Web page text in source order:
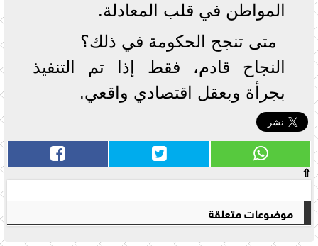
المواطن في قلب المعادلة.
متى تنجح الحكومة في ذلك؟
النجاح قادم، فقط إذا تم التنفيذ
بجرأة وبعقل اقتصادي واقعي.
⇧
موضوعات متعلقة